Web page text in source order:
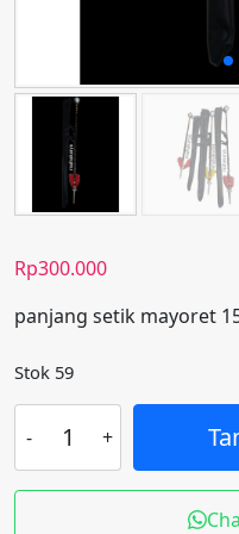
Rp300.000
panjang setik mayoret
Stok 59
stik
masther
semi